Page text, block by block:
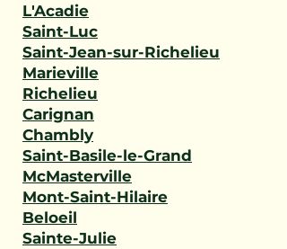
L'Acadie
Saint-Luc
Saint-Jean-sur-Richelieu
Marieville
Richelieu
Carignan
Chambly
Saint-Basile-le-Grand
McMasterville
Mont-Saint-Hilaire
Beloeil
Sainte-Julie